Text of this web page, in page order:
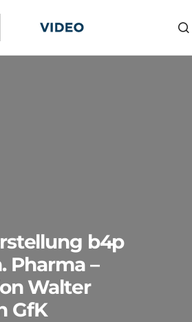
b4p
Pharma –
Walter
GfK